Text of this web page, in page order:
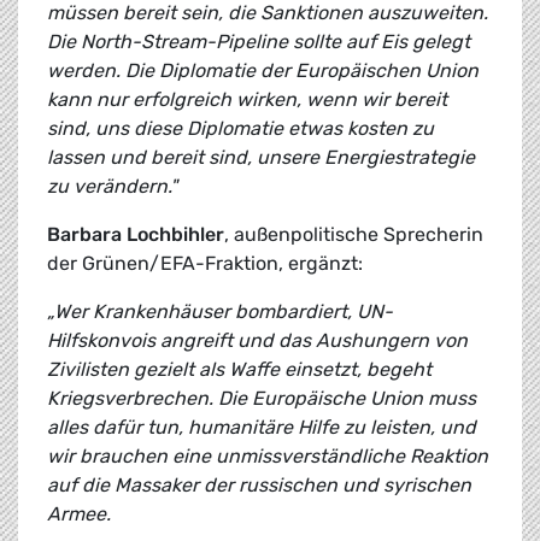
müssen bereit sein, die Sanktionen auszuweiten.
Die North-Stream-Pipeline sollte auf Eis gelegt
werden. Die Diplomatie der Europäischen Union
kann nur erfolgreich wirken, wenn wir bereit
sind, uns diese Diplomatie etwas kosten zu
lassen und bereit sind, unsere Energiestrategie
zu verändern."
Barbara Lochbihler, außenpolitische Sprecherin
der Grünen/EFA-Fraktion, ergänzt:
„Wer Krankenhäuser bombardiert, UN-
Hilfskonvois angreift und das Aushungern von
Zivilisten gezielt als Waffe einsetzt, begeht
Kriegsverbrechen. Die Europäische Union muss
alles dafür tun, humanitäre Hilfe zu leisten, und
wir brauchen eine unmissverständliche Reaktion
auf die Massaker der russischen und syrischen
Armee.